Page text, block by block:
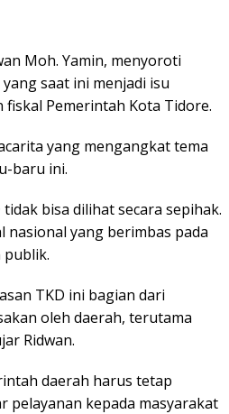
Moh. Yamin, menyoroti
saat ini menjadi isu
Pemerintah Kota Tidore.
yang mengangkat tema
baru ini.
bisa dilihat secara sepihak.
yang berimbas pada
publik.
TKD ini bagian dari
oleh daerah, terutama
Ridwan.
daerah harus tetap
pelayanan kepada masyarakat